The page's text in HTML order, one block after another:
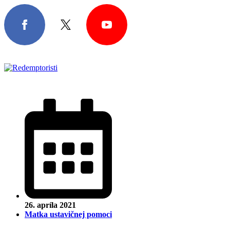
26. apríla 2021
Matka ustavičnej pomoci